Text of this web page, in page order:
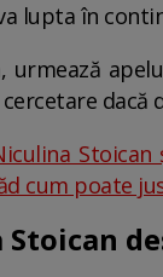
va lupta în
urmează
cum poate
Stoican